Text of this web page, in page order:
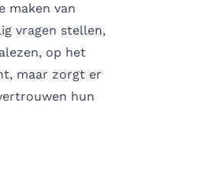
maken van
vragen stellen,
op het
maar zorgt er
hun